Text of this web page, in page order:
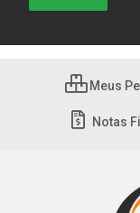
Meus
Notas